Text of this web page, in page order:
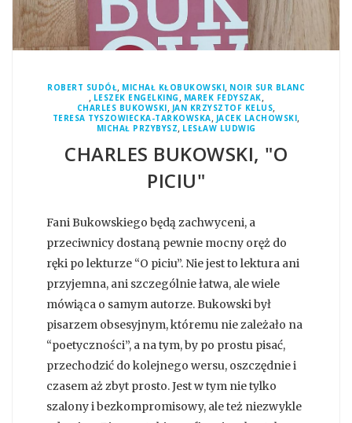
ROBERT SUDÓŁ, MICHAŁ KŁOBUKOWSKI, NOIR SUR BLANC
, LESZEK ENGELKING, MAREK FEDYSZAK,
CHARLES BUKOWSKI, JAN KRZYSZTOF KELUS,
TERESA TYSZOWIECKA-TARKOWSKA, JACEK LACHOWSKI,
MICHAŁ PRZYBYSZ, LESŁAW LUDWIG
CHARLES BUKOWSKI, "O
PICIU"
Fani Bukowskiego będą zachwyceni, a
przeciwnicy dostaną pewnie mocny oręż do
ręki po lekturze “O piciu”. Nie jest to lektura ani
przyjemna, ani szczególnie łatwa, ale wiele
mówiąca o samym autorze. Bukowski był
pisarzem obsesyjnym, któremu nie zależało na
“poetyczności”, a na tym, by po prostu pisać,
przechodzić do kolejnego wersu, oszczędnie i
czasem aż zbyt prosto. Jest w tym nie tylko
szalony i bezkompromisowy, ale też niezwykle